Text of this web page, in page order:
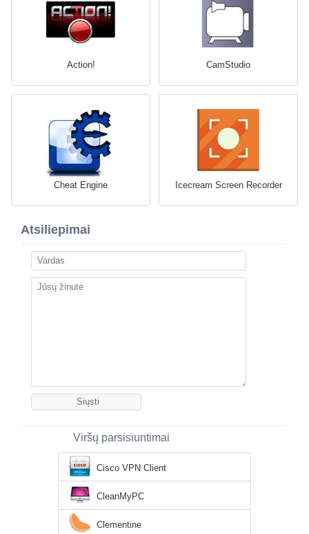
Action! CamStudio
Cheat Engine Icecream Screen Recorder
Atsiliepimai
Viršų parsisiuntimai
Cisco VPN Client
CleanMyPC
Clementine